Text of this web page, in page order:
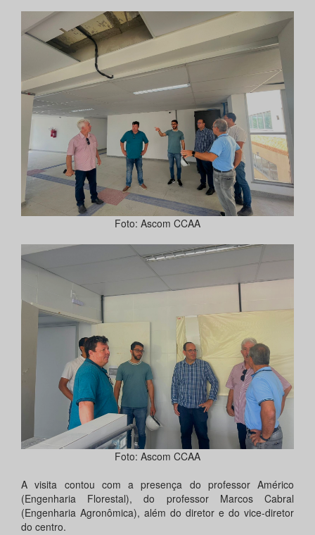
Foto: Ascom CCAA
Foto: Ascom CCAA
A visita contou com a presença do professor Américo
(Engenharia Florestal), do professor Marcos Cabral
(Engenharia Agronômica), além do diretor e do vice-diretor
do centro.